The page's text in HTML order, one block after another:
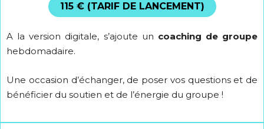
115 € (TARIF DE LANCEMENT)
A la version digitale, s’ajoute un coaching de groupe
hebdomadaire.
Une occasion d’échanger, de poser vos questions et de
bénéficier du soutien et de l’énergie du groupe !